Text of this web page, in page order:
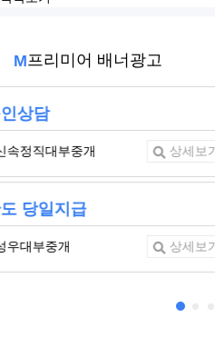
M프리미어 배너광고
24시간 빠른 당일대출
전국 하데스대부중개
급한자금5분안에해결
전국 소망대부중개